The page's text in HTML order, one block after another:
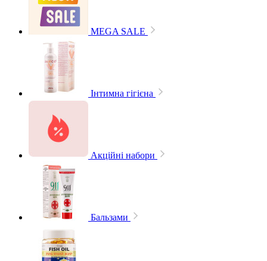
MEGA SALE
Інтимна гігієна
Акційні набори
Бальзами